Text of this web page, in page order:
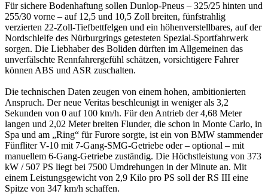
Für sichere Bodenhaftung sollen Dunlop-Pneus – 325/25 hinten und
255/30 vorne – auf 12,5 und 10,5 Zoll breiten, fünfstrahlig
verzierten 22-Zoll-Tiefbettfelgen und ein höhenverstellbares, auf der
Nordschleife des Nürburgrings getesteten Spezial-Sportfahrwerk
sorgen. Die Liebhaber des Boliden dürften im Allgemeinen das
unverfälschte Rennfahrergefühl schätzen, vorsichtigere Fahrer
können ABS und ASR zuschalten.
Die technischen Daten zeugen von einem hohen, ambitionierten
Anspruch. Der neue Veritas beschleunigt in weniger als 3,2
Sekunden von 0 auf 100 km/h. Für den Antrieb der 4,68 Meter
langen und 2,02 Meter breiten Flunder, die schon in Monte Carlo, in
Spa und am „Ring“ für Furore sorgte, ist ein von BMW stammender
Fünfliter V-10 mit 7-Gang-SMG-Getriebe oder – optional – mit
manuellem 6-Gang-Getriebe zuständig. Die Höchstleistung von 373
kW / 507 PS liegt bei 7500 Umdrehungen in der Minute an. Mit
einem Leistungsgewicht von 2,9 Kilo pro PS soll der RS III eine
Spitze von 347 km/h schaffen.